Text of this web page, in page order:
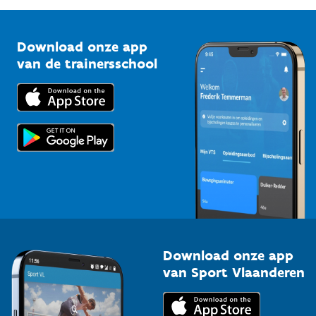
Bedrijven
Trainers en begeleiders
Topsporters
Vlaamse Trainersschool
Kennisplatform
Downloads
Voor de pers
Download onze app
van de trainersschool
Download onze app
van Sport Vlaanderen